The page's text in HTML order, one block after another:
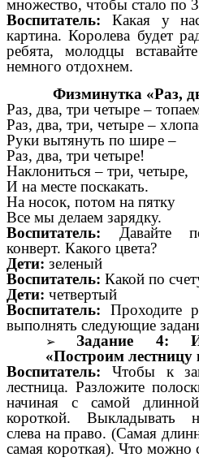
множество, чтобы стало по
Воспитатель: Какая у
картина. Королева будет
ребята, молодцы
немного отдохнем.
Физминутка «Раз,
Раз, два, три четыре –
Раз, два, три, четыре –
Руки вытянуть по шире –
Раз, два, три четыре!
Наклониться – три, четыре,
И на месте поскакать.
На носок, потом на пятку
Все мы делаем зарядку.
Воспитатель:
Давайте
конверт. Какого цвета?
Дети: зеленый
Воспитатель: Какой по
Дети: четвертый
Воспитатель: Проходите
выполнять следующие
Задание 4:
«Построим лестницу
Воспитатель: Чтобы к
лестница. Разложите
начиная с самой
короткой. Выкладывать
слева на право. (Самая
самая короткая). Что можно